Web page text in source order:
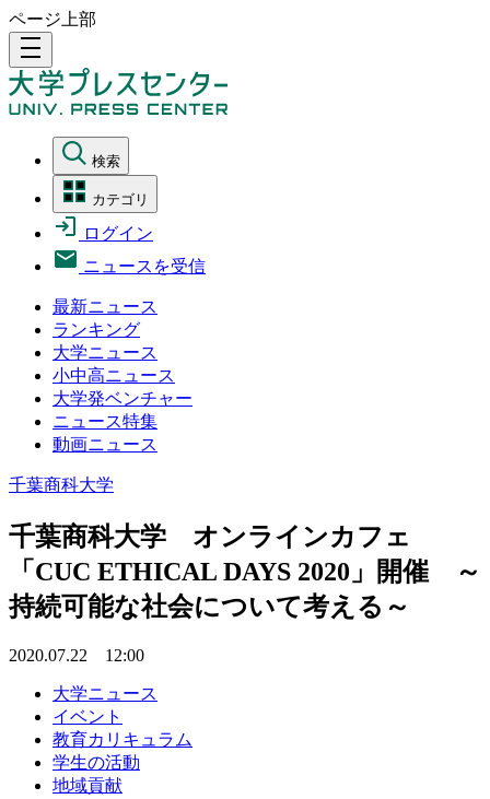
ページ上部
density_medium
検索
カテゴリ
ログイン
ニュースを受信
最新ニュース
ランキング
大学ニュース
小中高ニュース
大学発ベンチャー
ニュース特集
動画ニュース
千葉商科大学
千葉商科大学 オンラインカフェ
「CUC ETHICAL DAYS 2020」開催 ～
持続可能な社会について考える～
2020.07.22 12:00
大学ニュース
イベント
教育カリキュラム
学生の活動
地域貢献